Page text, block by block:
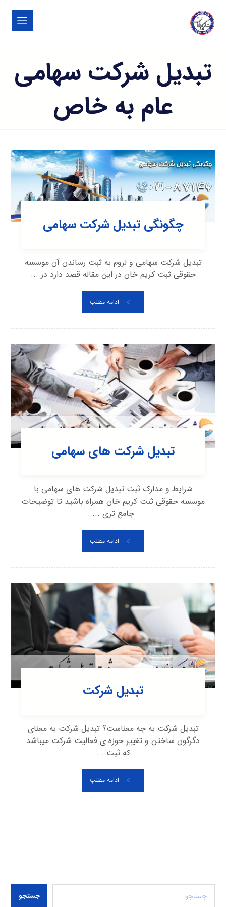
تبدیل شرکت سهامی
عام به خاص
چگونگی تبدیل شرکت سهامی
تبدیل شرکت سهامی و لزوم به ثبت رساندن آن موسسه
حقوقی ثبت کریم خان در این مقاله قصد دارد در ...
ادامه مطلب
تبدیل شرکت های سهامی
شرایط و مدارک ثبت تبدیل شرکت های سهامی با
موسسه حقوقی ثبت کریم خان همراه باشید تا توضیحات
جامع تری ...
ادامه مطلب
تبدیل شرکت
تبدیل شرکت به چه معناست؟ تبدیل شرکت به معنای
دگرگون ساختن و تغییر حوزه ی فعالیت شرکت می‎باشد
که ثبت ...
ادامه مطلب
جستجو